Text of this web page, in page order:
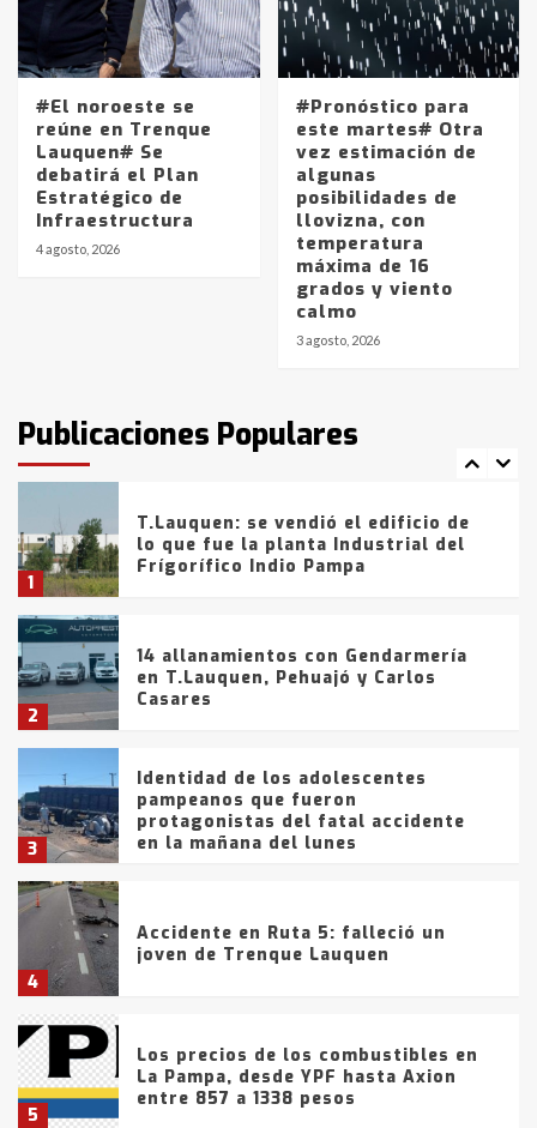
#El noroeste se
reúne en Trenque
Lauquen# Se
debatirá el Plan
Estratégico de
Infraestructura
4 agosto, 2026
#Pronóstico para
este martes# Otra
vez estimación de
algunas
posibilidades de
llovizna, con
temperatura
máxima de 16
grados y viento
calmo
3 agosto, 2026
Publicaciones Populares
4
joven de Trenque Lauquen
5
Los precios de los combustibles en
La Pampa, desde YPF hasta Axion
entre 857 a 1338 pesos
La Bolsa de Cereales de Bahía
Blanca anticipa que Agosto vendrá
con lluvias y heladas, en gran parte
fueron detenidos por
comercialización de drogas en la
tarde del sábado
1
T.Lauquen: se vendió el edificio de
lo que fue la planta Industrial del
Frígorífico Indio Pampa
2
14 allanamientos con Gendarmería
en T.Lauquen, Pehuajó y Carlos
Casares
3
Identidad de los adolescentes
pampeanos que fueron
protagonistas del fatal accidente
en la mañana del lunes
4
Accidente en Ruta 5: falleció un
joven de Trenque Lauquen
5
Los precios de los combustibles en
La Pampa, desde YPF hasta Axion
entre 857 a 1338 pesos